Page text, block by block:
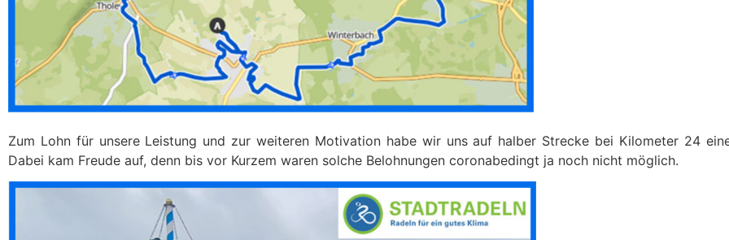
Zum Lohn für unsere Leistung und zur weiteren Motivation habe wir uns auf halber Strecke bei Kilometer 24
Dabei kam Freude auf, denn bis vor Kurzem waren solche Belohnungen coronabedingt ja noch nicht möglich.